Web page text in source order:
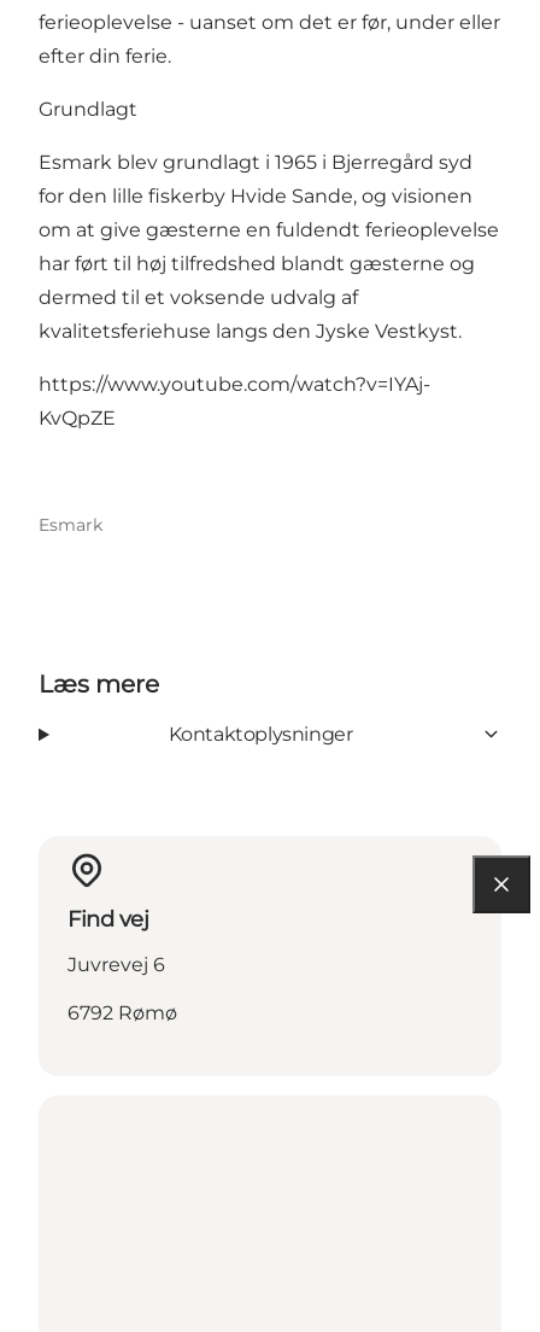
ferieoplevelse - uanset om det er før, under eller
efter din ferie.
Grundlagt
Esmark blev grundlagt i 1965 i Bjerregård syd
for den lille fiskerby Hvide Sande, og visionen
om at give gæsterne en fuldendt ferieoplevelse
har ført til høj tilfredshed blandt gæsterne og
dermed til et voksende udvalg af
kvalitetsferiehuse langs den Jyske Vestkyst.
https://www.youtube.com/watch?v=IYAj-
KvQpZE
Esmark
Læs mere
Kontaktoplysninger
Find vej
Juvrevej 6
6792 Rømø